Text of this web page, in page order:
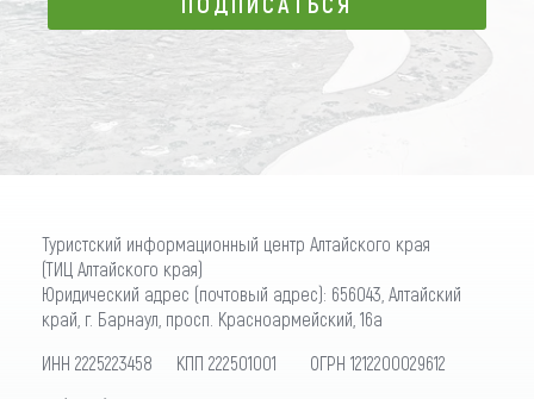
ПОДПИСАТЬСЯ
Туристский информационный центр Алтайского края
(ТИЦ Алтайского края)
Юридический адрес (почтовый адрес): 656043, Алтайский
край, г. Барнаул, просп. Красноармейский, 16а
ИНН 2225223458 КПП 222501001 ОГРН 1212200029612